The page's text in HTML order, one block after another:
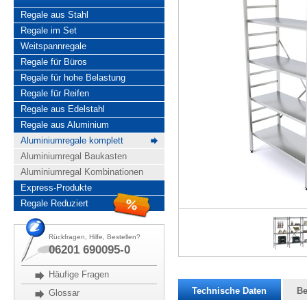
Regale aus Stahl
Regale im Set
Weitspannregale
Regale für Büros
Regale für hohe Belastung
Regale für Reifen
Regale aus Edelstahl
Regale aus Aluminium
Aluminiumregale komplett
Aluminiumregal Baukasten
Aluminiumregal Kombinationen
Express-Produkte
Regale Reduziert
Rückfragen, Hilfe, Bestellen?
06201 690095-0
Häufige Fragen
Glossar
Technische Daten